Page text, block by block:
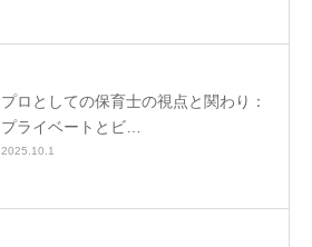
プロとしての保育士の視点と関わり：
プライベートとビ…
2025.10.1